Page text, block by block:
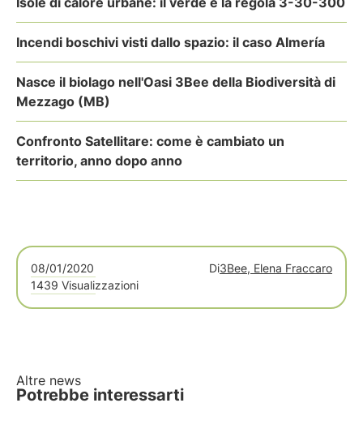
Incendi boschivi visti dallo spazio: il caso Almería
Nasce il biolago nell'Oasi 3Bee della Biodiversità di
Mezzago (MB)
Confronto Satellitare: come è cambiato un
territorio, anno dopo anno
08/01/2020 Di3Bee, Elena Fraccaro
1439 Visualizzazioni
Altre news
Potrebbe interessarti